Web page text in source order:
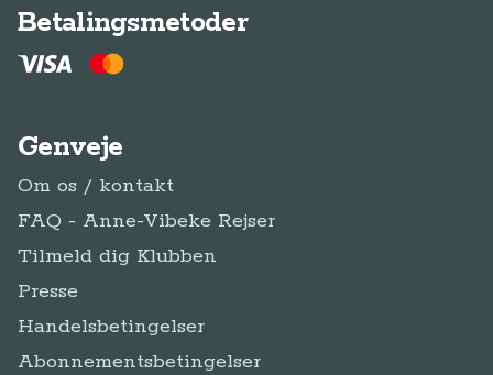
Betalingsmetoder
Genveje
Om os / kontakt
FAQ - Anne-Vibeke Rejser
Tilmeld dig Klubben
Presse
Handelsbetingelser
Abonnementsbetingelser